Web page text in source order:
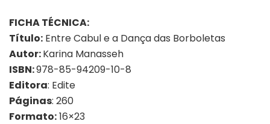
FICHA TÉCNICA:
Título: Entre Cabul e a Dança das Borboletas
Autor:Karina Manasseh
ISBN:978-85-94209-10-8
Editora: Edite
Páginas: 260
Formato:16×23